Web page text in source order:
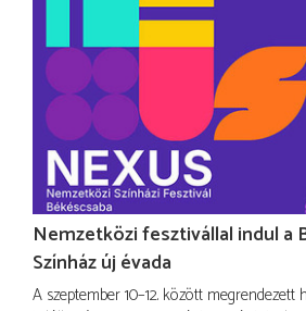
Nemzetközi fesztivállal indul a
Színház új évada
A szeptember 10–12. között